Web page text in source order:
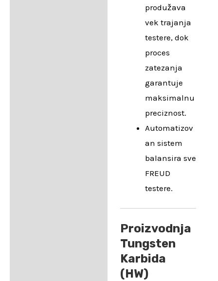
produžava
vek trajanja
testere, dok
proces
zatezanja
garantuje
maksimalnu
preciznost.
Automatizov
an sistem
balansira sve
FREUD
testere.
Proizvodnja
Tungsten
Karbida
(HW)